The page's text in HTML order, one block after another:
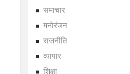
समाचार
मनोरंजन
राजनीति
व्यापार
शिक्षा